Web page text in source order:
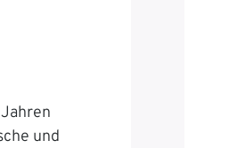
und